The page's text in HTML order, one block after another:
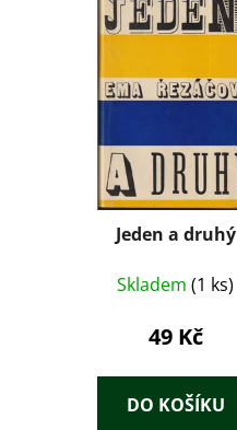
Jeden a druhý
Skladem(1 ks)
49 Kč
DO KOŠÍKU